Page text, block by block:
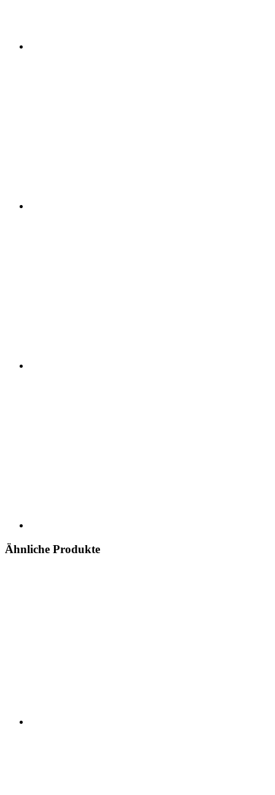
Ähnliche Produkte